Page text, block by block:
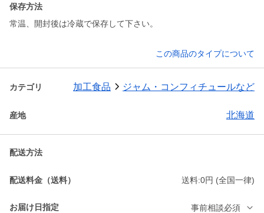
保存方法
常温、開封後は冷蔵で保存して下さい。
この商品のタイプについて
カテゴリ 加工食品 ジャム・コンフィチュールなど
産地 北海道
配送方法
配送料金（送料） 送料:0円 (全国一律)
お届け日指定 事前相談必須